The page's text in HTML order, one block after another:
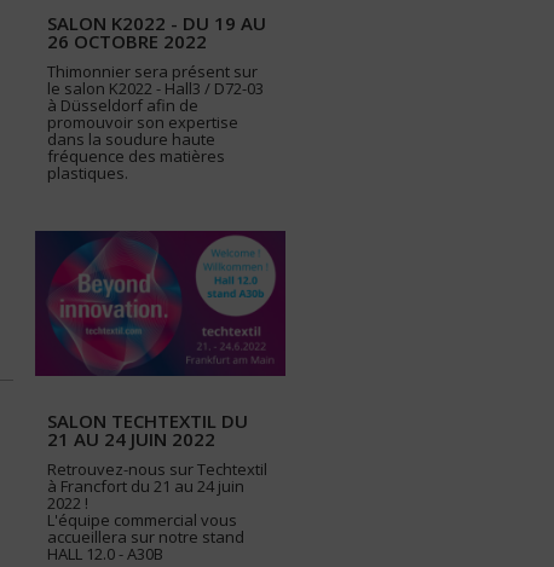
SALON K2022 - DU 19 AU
26 OCTOBRE 2022
Thimonnier sera présent sur
le salon K2022 - Hall3 / D72-03
à Düsseldorf afin de
promouvoir son expertise
dans la soudure haute
fréquence des matières
plastiques.
SALON TECHTEXTIL DU
21 AU 24 JUIN 2022
Retrouvez-nous sur Techtextil
à Francfort du 21 au 24 juin
2022 !
L'équipe commercial vous
accueillera sur notre stand
HALL 12.0 - A30B